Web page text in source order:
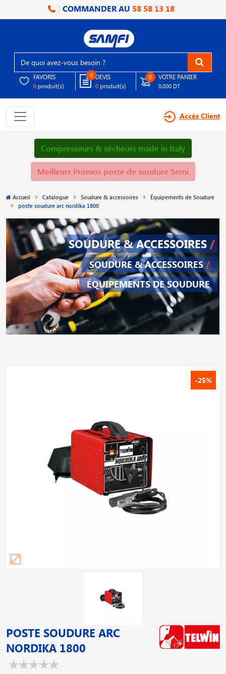
COMMANDER AU 58 58 13 18
FAVORIS
0 produit(s)
0 DEVIS
0 produit(s)
0 VOTRE PANIER
0.000 DT
Accès Client
Compresseurs & sécheurs made in Italy
Meilleurs Promos poste de soudure Semi
Accueil Catalogue Soudure & accessoires
Équipements de Soudure
poste soudure arc nordika 1800
SOUDURE & ACCESSOIRES /
SOUDURE & ACCESSOIRES /
ÉQUIPEMENTS DE SOUDURE
-25%
POSTE SOUDURE ARC
NORDIKA 1800